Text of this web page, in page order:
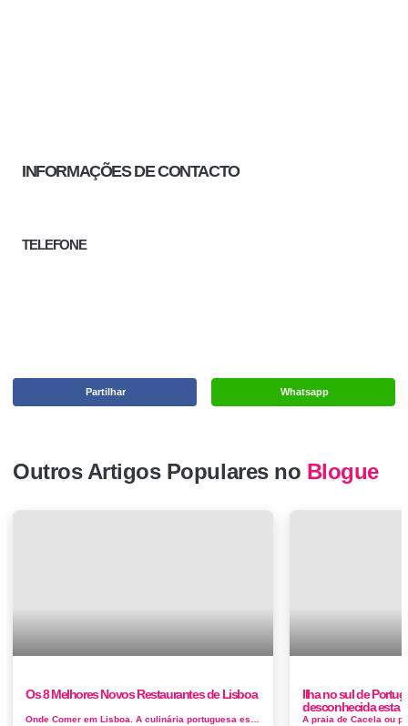
INFORMAÇÕES DE CONTACTO
TELEFONE
Whatsapp
Partilhar
Outros Artigos Populares no Blogue
Os 8 Melhores Novos Restaurantes de Lisboa
Onde Comer em Lisboa. A culinária portuguesa está finalmente chegando ao seu lugar no mundo, com nomes como José Avillez e Kiko M...
Ilha no sul de
desconhecida esta